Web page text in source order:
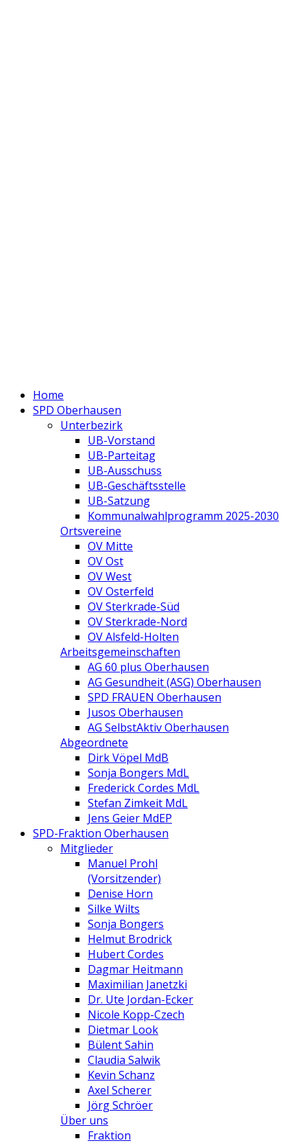
Home
SPD Oberhausen
Unterbezirk
UB-Vorstand
UB-Parteitag
UB-Ausschuss
UB-Geschäftsstelle
UB-Satzung
Kommunalwahlprogramm 2025-2030
Ortsvereine
OV Mitte
OV Ost
OV West
OV Osterfeld
OV Sterkrade-Süd
OV Sterkrade-Nord
OV Alsfeld-Holten
Arbeitsgemeinschaften
AG 60 plus Oberhausen
AG Gesundheit (ASG) Oberhausen
SPD FRAUEN Oberhausen
Jusos Oberhausen
AG SelbstAktiv Oberhausen
Abgeordnete
Dirk Vöpel MdB
Sonja Bongers MdL
Frederick Cordes MdL
Stefan Zimkeit MdL
Jens Geier MdEP
SPD-Fraktion Oberhausen
Mitglieder
Manuel Prohl
(Vorsitzender)
Denise Horn
Silke Wilts
Sonja Bongers
Helmut Brodrick
Hubert Cordes
Dagmar Heitmann
Maximilian Janetzki
Dr. Ute Jordan-Ecker
Nicole Kopp-Czech
Dietmar Look
Bülent Sahin
Claudia Salwik
Kevin Schanz
Axel Scherer
Jörg Schröer
Über uns
Fraktion